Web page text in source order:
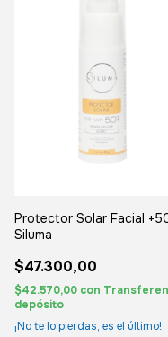
Protector Solar Facial
Siluma
$47.300,00
$42.570,00 con
depósito
¡No te lo pierdas, es el último!